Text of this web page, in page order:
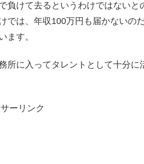
けて去るというわけではない
は、年収100万円も届かないの
ます。
に入ってタレントとして十分
ーリンク